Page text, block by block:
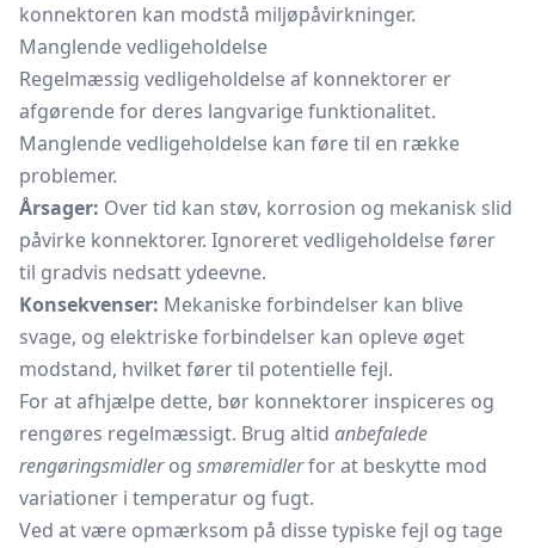
konnektoren kan modstå miljøpåvirkninger.
Manglende vedligeholdelse
Regelmæssig vedligeholdelse af konnektorer er
afgørende for deres langvarige funktionalitet.
Manglende vedligeholdelse kan føre til en række
problemer.
Årsager: Over tid kan støv, korrosion og mekanisk slid
påvirke konnektorer. Ignoreret vedligeholdelse fører
til gradvis nedsatt ydeevne.
Konsekvenser: Mekaniske forbindelser kan blive
svage, og elektriske forbindelser kan opleve øget
modstand, hvilket fører til potentielle fejl.
For at afhjælpe dette, bør konnektorer inspiceres og
rengøres regelmæssigt. Brug altid anbefalede
rengøringsmidlerog smøremidlerfor at beskytte mod
variationer i temperatur og fugt.
Ved at være opmærksom på disse typiske fejl og tage